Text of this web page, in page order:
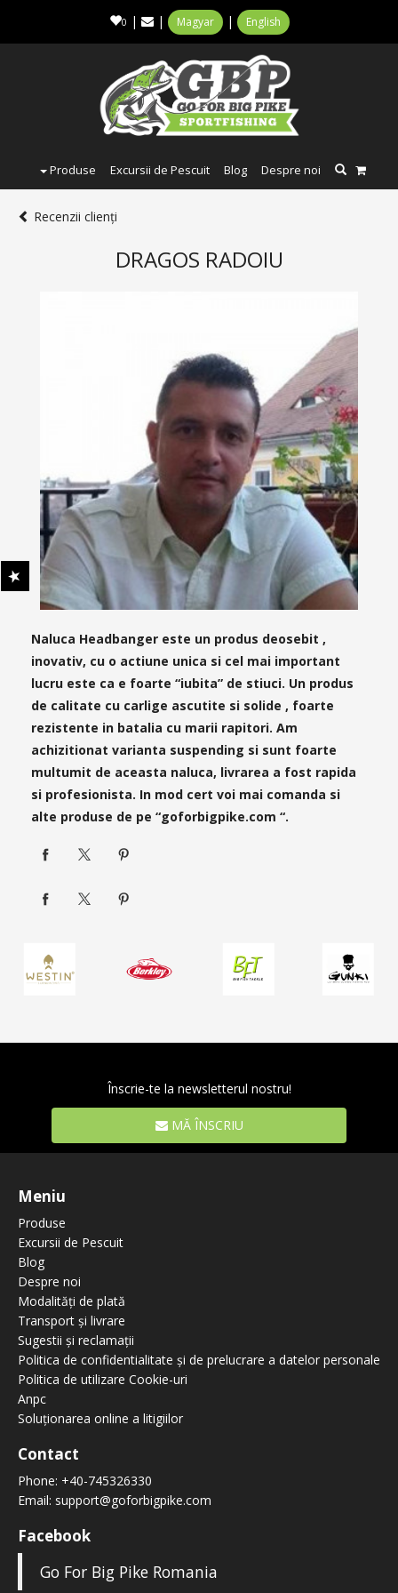
0 | | Magyar | English
Produse Excursii de Pescuit Blog Despre noi
Recenzii clienți
DRAGOS RADOIU
Naluca Headbanger este un produs deosebit ,
inovativ, cu o actiune unica si cel mai important
lucru este ca e foarte “iubita” de stiuci. Un produs
de calitate cu carlige ascutite si solide , foarte
rezistente in batalia cu marii rapitori. Am
achizitionat varianta suspending si sunt foarte
multumit de aceasta naluca, livrarea a fost rapida
si profesionista. In mod cert voi mai comanda si
alte produse de pe “goforbigpike.com “.
Înscrie-te la newsletterul nostru!
MĂ ÎNSCRIU
Meniu
Produse
Excursii de Pescuit
Blog
Despre noi
Modalități de plată
Transport și livrare
Sugestii și reclamații
Politica de confidentialitate și de prelucrare a datelor personale
Politica de utilizare Cookie-uri
Anpc
Soluționarea online a litigiilor
Contact
Phone: +40-745326330
Email: support@goforbigpike.com
Facebook
Go For Big Pike Romania